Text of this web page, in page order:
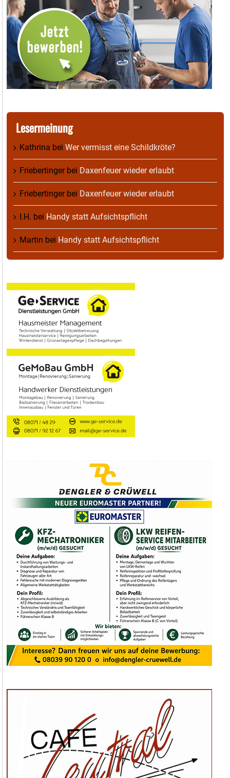
Lesermeinung
Kathrina bei Wer vermisst eine Schildkröte?
Friebertingerbei Daxenfeuer wieder erlaubt
Friebertingerbei Daxenfeuer wieder erlaubt
I.H. bei Handy statt Aufsichtspflicht
Martin bei Handy statt Aufsichtspflicht